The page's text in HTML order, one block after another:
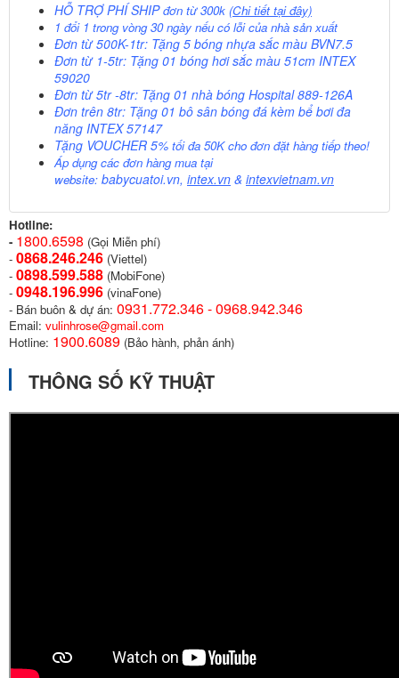
HỖ TRỢ PHÍ SHIPđơn từ 300k (Chi tiết tại đây)
1 đổi 1 trong vòng 30 ngày nếu có lỗi của nhà sản xuất
Đơn từ 500K-1tr: Tặng 5 bóng nhựa sắc màu BVN7.5
Đơn từ 1-5tr: Tặng 01 bóng hơi sắc màu 51cm INTEX
59020
Đơn từ 5tr -8tr: Tặng 01 nhà bóng Hospital 889-126A
Đơn trên 8tr: Tặng 01 bô sân bóng đá kèm bể bơi đa
năng INTEX 57147
Tặng VOUCHER 5% tối đa 50K cho đơn đặt hàng tiếp theo!
Áp dụng các đơn hàng mua tại
website: babycuatoi.vn, intex.vn & intexvietnam.vn
Hotline:
- 1800.6598 (Gọi Miễn phí)
- 0868.246.246 (Viettel)
- 0898.599.588 (MobiFone)
- 0948.196.996 (vinaFone)
- Bán buôn & dự án: 0931.772.346 - 0968.942.346
Email: vulinhrose@gmail.com
Hotline: 1900.6089 (Bảo hành, phản ánh)
THÔNG SỐ KỸ THUẬT